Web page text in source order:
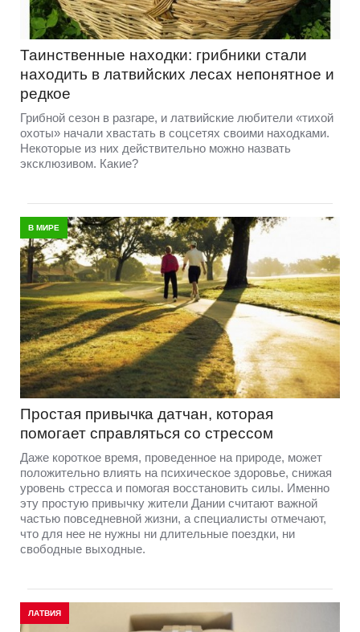
Таинственные находки: грибники стали
находить в латвийских лесах непонятное и
редкое
Грибной сезон в разгаре, и латвийские любители «тихой
охоты» начали хвастать в соцсетях своими находками.
Некоторые из них действительно можно назвать
эксклюзивом. Какие?
В МИРЕ
Простая привычка датчан, которая
помогает справляться со стрессом
Даже короткое время, проведенное на природе, может
положительно влиять на психическое здоровье, снижая
уровень стресса и помогая восстановить силы. Именно
эту простую привычку жители Дании считают важной
частью повседневной жизни, а специалисты отмечают,
что для нее не нужны ни длительные поездки, ни
свободные выходные.
ЛАТВИЯ